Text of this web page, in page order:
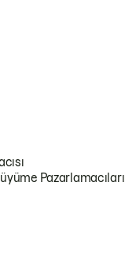
Pazarlamacıları